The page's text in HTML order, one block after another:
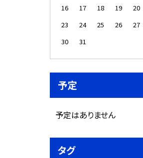
16
17 18 19 20
23
24 25 26 27
30
31
予定
予定はありません
タグ